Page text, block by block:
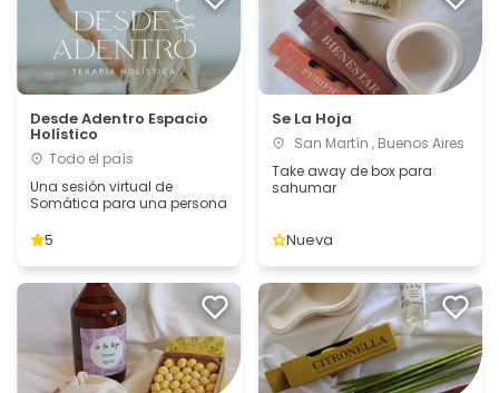
Desde Adentro Espacio
Holístico
Todo el país
Una sesión virtual de
Somática para una persona
5
Se La Hoja
San Martín , Buenos Aires
Take away de box para
sahumar
Nueva